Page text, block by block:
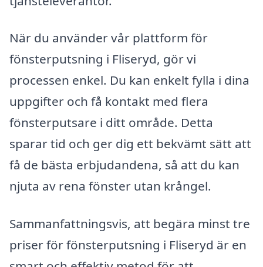
När du använder vår plattform för
fönsterputsning i Fliseryd, gör vi
processen enkel. Du kan enkelt fylla i dina
uppgifter och få kontakt med flera
fönsterputsare i ditt område. Detta
sparar tid och ger dig ett bekvämt sätt att
få de bästa erbjudandena, så att du kan
njuta av rena fönster utan krångel.
Sammanfattningsvis, att begära minst tre
priser för fönsterputsning i Fliseryd är en